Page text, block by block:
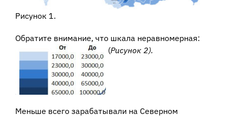
Рисунок 1.
Обратите внимание, что шкала неравномерная:
(Рисунок 2).
Меньше всего зарабатывали на Северном